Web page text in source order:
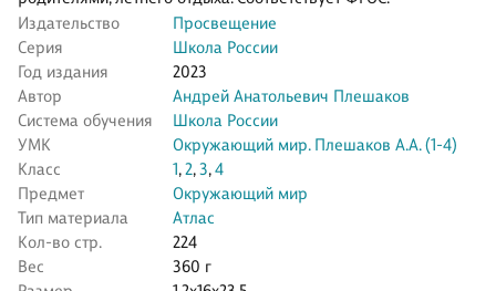
Издательство
Просвещение
Серия
Школа России
Год издания
2023
Автор
Андрей Анатольевич Плешаков
Система обучения
Школа России
УМК
Окружающий мир. Плешаков А.А. (1-4)
Класс
1,2,3,4
Предмет
Окружающий мир
Тип материала
Атлас
Кол-во стр.
224
Вес
360 г